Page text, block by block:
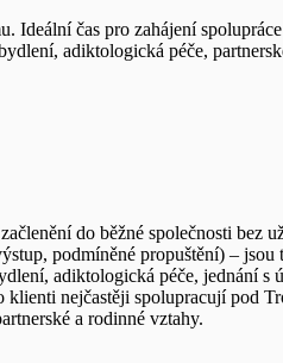
čas pro zahájení
adiktologická péče,
do běžné společnosti bez
podmíněné propuštění) –
adiktologická péče, jednání
nejčastěji spolupracují pod
a rodinné vztahy.